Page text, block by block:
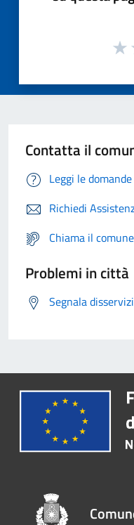
Contatta il
Leggi le
Richiedi
Chiama il
Problemi in città
Segnala